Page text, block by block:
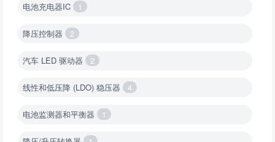
电池充电器IC 1
降压控制器 2
汽车 LED 驱动器 2
线性和低压降 (LDO) 稳压器 4
电池监测器和平衡器 1